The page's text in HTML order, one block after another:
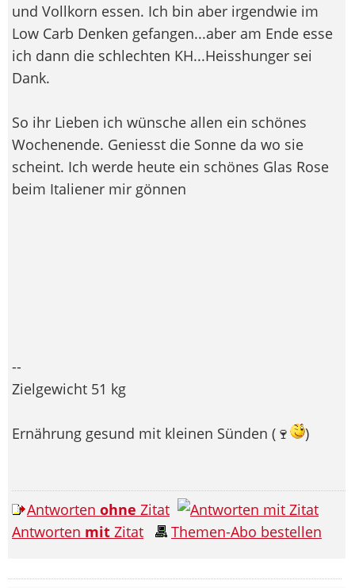
und Vollkorn essen. Ich bin aber irgendwie im
Low Carb Denken gefangen...aber am Ende esse
ich dann die schlechten KH...Heisshunger sei
Dank.
So ihr Lieben ich wünsche allen ein schönes
Wochenende. Geniesst die Sonne da wo sie
scheint. Ich werde heute ein schönes Glas Rose
beim Italiener mir gönnen
--
Zielgewicht 51 kg
Ernährung gesund mit kleinen Sünden (🍷 )
Antworten ohne Zitat
Antworten mit Zitat Themen-Abo bestellen